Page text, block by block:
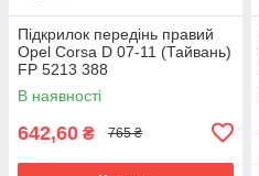
Підкрилок передінь правий
Opel Corsa D 07-11 (Тайвань)
FP 5213 388
В наявності
642,60 ₴ 765 ₴